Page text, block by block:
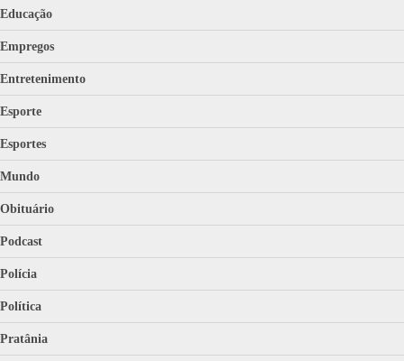
Educação
Empregos
Entretenimento
Esporte
Esportes
Mundo
Obituário
Podcast
Polícia
Política
Pratânia